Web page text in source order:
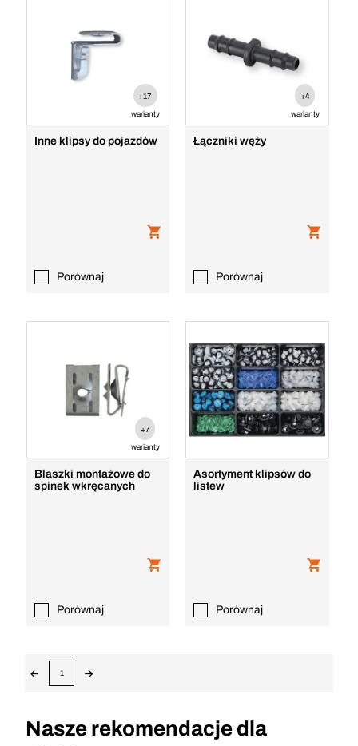
+17
warianty
Inne klipsy do pojazdów
Porównaj
+4
warianty
Łączniki węży
Porównaj
+7
warianty
Blaszki montażowe do
spinek wkręcanych
Porównaj
Asortyment klipsów do
listew
Porównaj
1
Nasze rekomendacje dla